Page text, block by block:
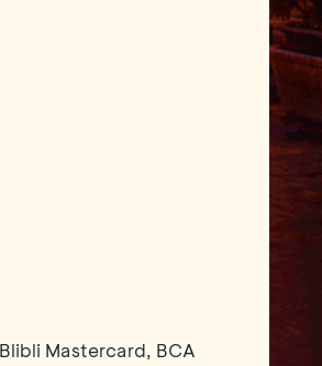
Mastercard, BCA